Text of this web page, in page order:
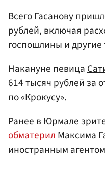
Всего Гасанову
рублей, включая
госпошлины и другие
Накануне певица
614 тысяч рублей за
по «Крокусу».
Ранее в Юрмале
обматерилМаксима
иностранным